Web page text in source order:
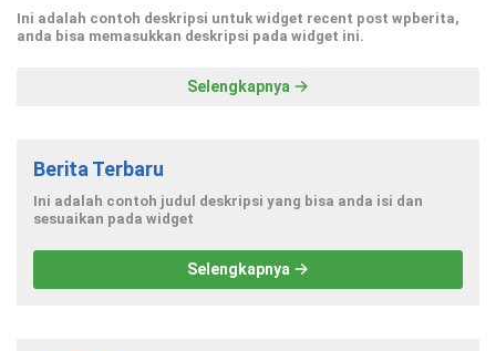
Ini adalah contoh deskripsi untuk widget recent post wpberita,
anda bisa memasukkan deskripsi pada widget ini.
Selengkapnya
Berita Terbaru
Ini adalah contoh judul deskripsi yang bisa anda isi dan
sesuaikan pada widget
Selengkapnya